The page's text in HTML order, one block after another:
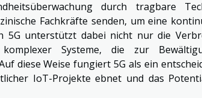
durch tragbare
Fachkräfte senden, um eine
5G unterstützt dabei nicht nur die
Systeme, die zur
diese Weise fungiert 5G als ein
IoT-Projekte ebnet und das